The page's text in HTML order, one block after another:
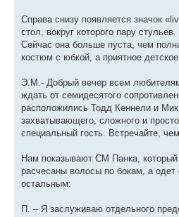
Справа снизу появляется значок
стол, вокруг которого пару
Сейчас она больше пуста, чем
костюм с юбкой, а приятное
Э.М.- Добрый вечер всем
ждать от семидесятого
расположились Тодд Кеннели и
захватывающего, сложного и
специальный гость. Встречайте,
Нам показывают СМ Панка, который
расчесаны волосы по бокам, а
остальным:
П. – Я заслуживаю отдельного